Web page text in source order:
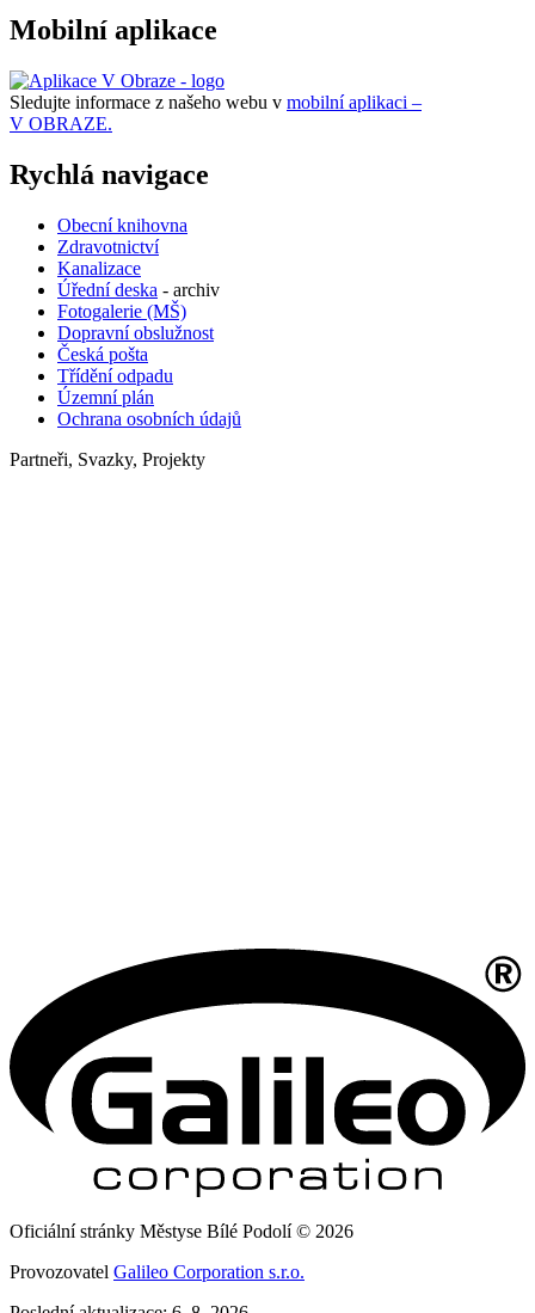
Mobilní aplikace
Sledujte informace z našeho webu v mobilní aplikaci –
V OBRAZE.
Rychlá navigace
Obecní knihovna
Zdravotnictví
Kanalizace
Úřední deska - archiv
Fotogalerie (MŠ)
Dopravní obslužnost
Česká pošta
Třídění odpadu
Územní plán
Ochrana osobních údajů
Partneři, Svazky, Projekty
Oficiální stránky Městyse Bílé Podolí © 2026
Provozovatel Galileo Corporation s.r.o.